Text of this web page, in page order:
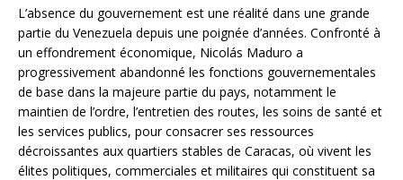
L’absence du gouvernement est une réalité dans une grande
partie du Venezuela depuis une poignée d’années. Confronté à
un effondrement économique, Nicolás Maduro a
progressivement abandonné les fonctions gouvernementales
de base dans la majeure partie du pays, notamment le
maintien de l’ordre, l’entretien des routes, les soins de santé et
les services publics, pour consacrer ses ressources
décroissantes aux quartiers stables de Caracas, où vivent les
élites politiques, commerciales et militaires qui constituent sa